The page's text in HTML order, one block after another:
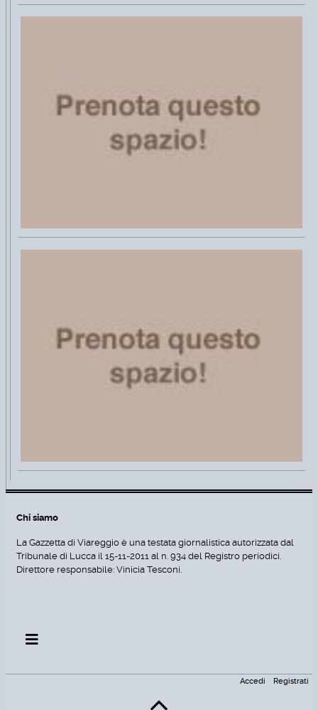
Chi siamo
La Gazzetta di Viareggio è una testata giornalistica autorizzata dal
Tribunale di Lucca il 15-11-2011 al n. 934 del Registro periodici.
Direttore responsabile: Vinicia Tesconi.
Accedi Registrati